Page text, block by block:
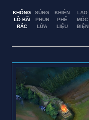
KHỔNG
LỒ BÃI
RÁC
SÚNG
PHUN
LỬA
KHIÊN
PHẾ
LIỆU
LAO
MÓC
ĐIỆN